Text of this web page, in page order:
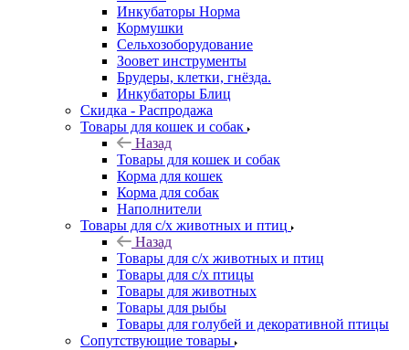
Инкубаторы Норма
Кормушки
Сельхозоборудование
Зоовет инструменты
Брудеры, клетки, гнёзда.
Инкубаторы Блиц
Скидка - Распродажа
Товары для кошек и собак
Назад
Товары для кошек и собак
Корма для кошек
Корма для собак
Наполнители
Товары для с/х животных и птиц
Назад
Товары для с/х животных и птиц
Товары для с/х птицы
Товары для животных
Товары для рыбы
Товары для голубей и декоративной птицы
Сопутствующие товары